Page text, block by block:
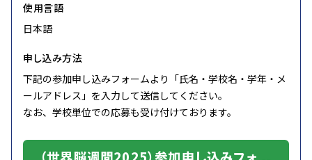
使用言語
日本語
申し込み方法
下記の参加申し込みフォームより「氏名・学校名・学年・メ
ールアドレス」を入力して送信してください。
なお、学校単位での応募も受け付けております。